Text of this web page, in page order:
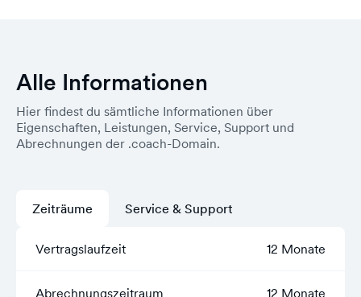
Alle Informationen
Hier findest du sämtliche Informationen über
Eigenschaften, Leistungen, Service, Support und
Abrechnungen der .coach-Domain.
Zeiträume
Vertragslaufzeit 12 Monate
Abrechnungszeitraum 12 Monate
Service & Support